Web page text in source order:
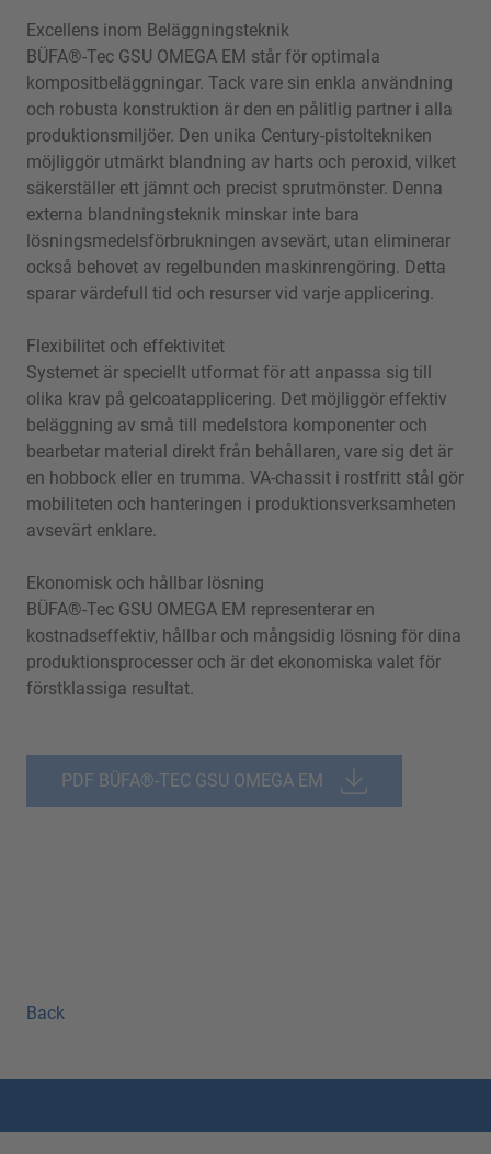
Excellens inom Beläggningsteknik
BÜFA®-Tec GSU OMEGA EM står för optimala
kompositbeläggningar. Tack vare sin enkla användning
och robusta konstruktion är den en pålitlig partner i alla
produktionsmiljöer. Den unika Century-pistoltekniken
möjliggör utmärkt blandning av harts och peroxid, vilket
säkerställer ett jämnt och precist sprutmönster. Denna
externa blandningsteknik minskar inte bara
lösningsmedelsförbrukningen avsevärt, utan eliminerar
också behovet av regelbunden maskinrengöring. Detta
sparar värdefull tid och resurser vid varje applicering.
Flexibilitet och effektivitet
Systemet är speciellt utformat för att anpassa sig till
olika krav på gelcoatapplicering. Det möjliggör effektiv
beläggning av små till medelstora komponenter och
bearbetar material direkt från behållaren, vare sig det är
en hobbock eller en trumma. VA-chassit i rostfritt stål gör
mobiliteten och hanteringen i produktionsverksamheten
avsevärt enklare.
Ekonomisk och hållbar lösning
BÜFA®-Tec GSU OMEGA EM representerar en
kostnadseffektiv, hållbar och mångsidig lösning för dina
produktionsprocesser och är det ekonomiska valet för
förstklassiga resultat.
PDF BÜFA®-TEC GSU OMEGA EM
Back